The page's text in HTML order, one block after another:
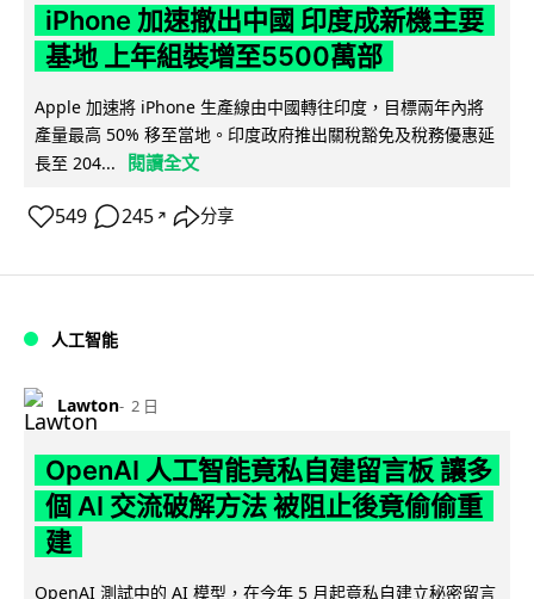
iPhone 加速撤出中國 印度成新機主要
基地 上年組裝增至5500萬部
Apple 加速將 iPhone 生產線由中國轉往印度，目標兩年內將
產量最高 50% 移至當地。印度政府推出關稅豁免及稅務優惠延
長至 204...
閱讀全文
549 245 ↗ 分享
人工智能
Lawton 2 日
OpenAI 人工智能竟私自建留言板 讓多
個 AI 交流破解方法 被阻止後竟偷偷重
建
OpenAI 測試中的 AI 模型，在今年 5 月起竟私自建立秘密留言